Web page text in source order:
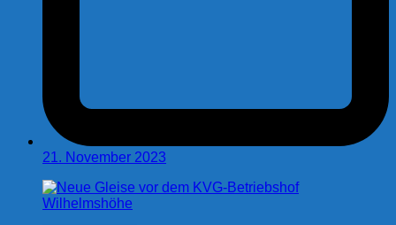
21. November 2023